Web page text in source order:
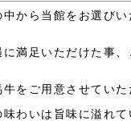
から当館をお選び
満足いただけた事、
牛をご用意させてい
わいは旨味に溢れ